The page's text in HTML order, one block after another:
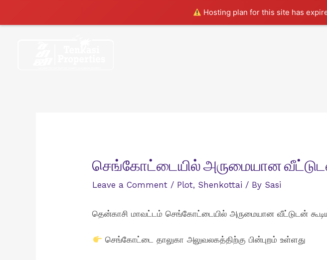
Hosting plan for this site has
செங்கோட்டையில் அருமையான
Leave a Comment / Plot, Shenkottai / By Sasi
தென்காசி மாவட்டம் செங்கோட்டையில் அருமையான வீட்டுடன்
செங்கோட்டை தாலுகா அலுவலகத்திற்கு பின்புறம் உள்ளது